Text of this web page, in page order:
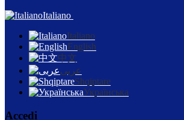
Italiano
Italiano
English
中文
عربى
Shqiptare
Українська
Accedi